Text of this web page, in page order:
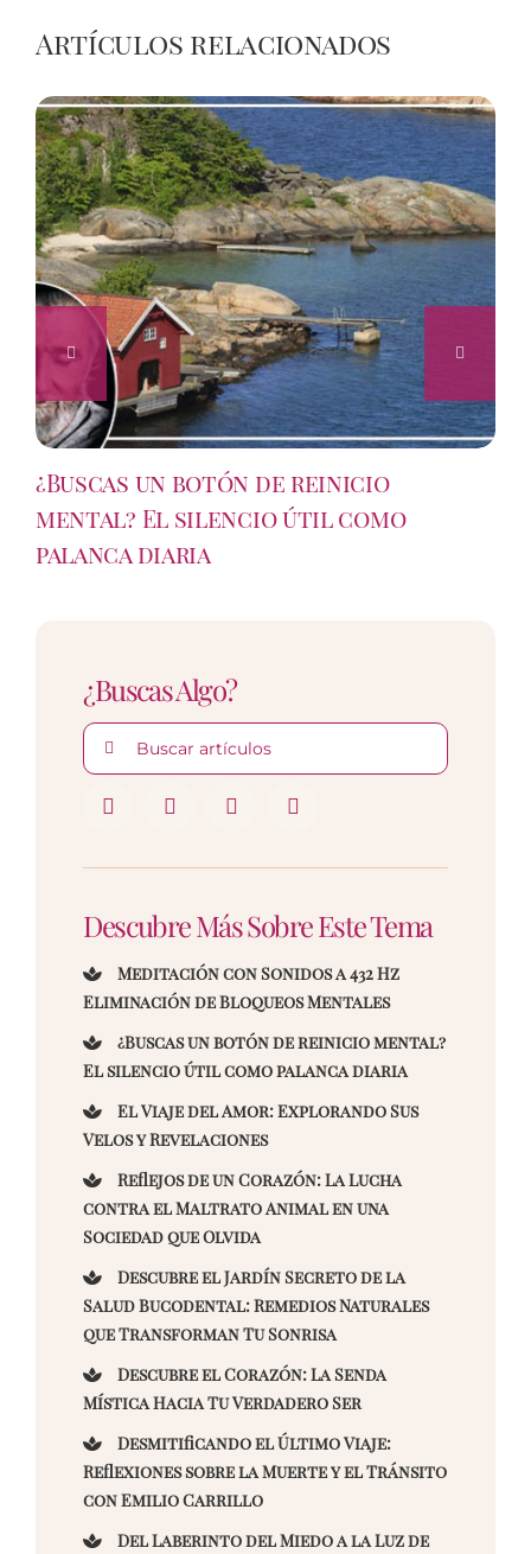
Artículos relacionados
¿Buscas un botón de reinicio
mental? El silencio útil como
palanca diaria
¿Buscas Algo?
Buscar:
Descubre Más Sobre Este Tema
Meditación con Sonidos a 432 Hz
Eliminación de Bloqueos Mentales
¿Buscas un botón de reinicio mental?
El silencio útil como palanca diaria
El Viaje del Amor: Explorando Sus
Velos y Revelaciones
Reflejos de un Corazón: La Lucha
contra el Maltrato Animal en una
Sociedad que Olvida
Descubre el Jardín Secreto de la
Salud Bucodental: Remedios Naturales
que Transforman Tu Sonrisa
Descubre el Corazón: La Senda
Mística Hacia Tu Verdadero Ser
Desmitificando el Último Viaje:
Reflexiones sobre la Muerte y el Tránsito
con Emilio Carrillo
Del Laberinto del Miedo a la Luz de